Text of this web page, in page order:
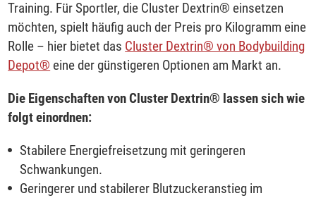
Training. Für Sportler, die Cluster Dextrin® einsetzen
möchten, spielt häufig auch der Preis pro Kilogramm eine
Rolle – hier bietet das Cluster Dextrin® von Bodybuilding
Depot® eine der günstigeren Optionen am Markt an.
Die Eigenschaften von Cluster Dextrin® lassen sich wie
folgt einordnen:
Stabilere Energiefreisetzung mit geringeren
Schwankungen.
Geringerer und stabilerer Blutzuckeranstieg im